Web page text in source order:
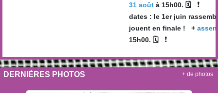
31 août à 15h00. 🗓 ❗️
dates : le 1er juin
jouent en finale ! +
15h00. 🗓 ❗️
DERNIÈRES PHOTOS + de photos